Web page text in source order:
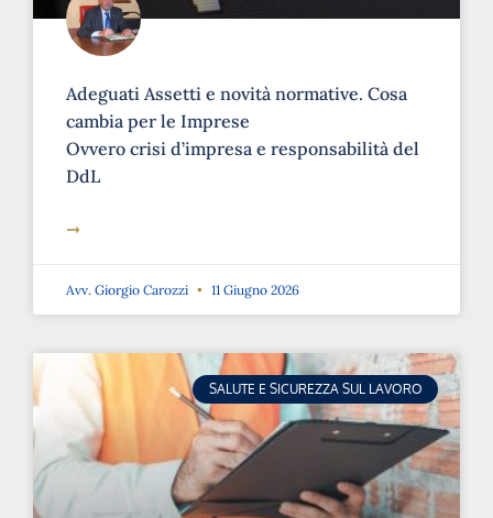
Adeguati Assetti e novità normative. Cosa
cambia per le Imprese
Ovvero crisi d’impresa e responsabilità del
DdL
➞
Avv. Giorgio Carozzi 11 Giugno 2026
SALUTE E SICUREZZA SUL LAVORO